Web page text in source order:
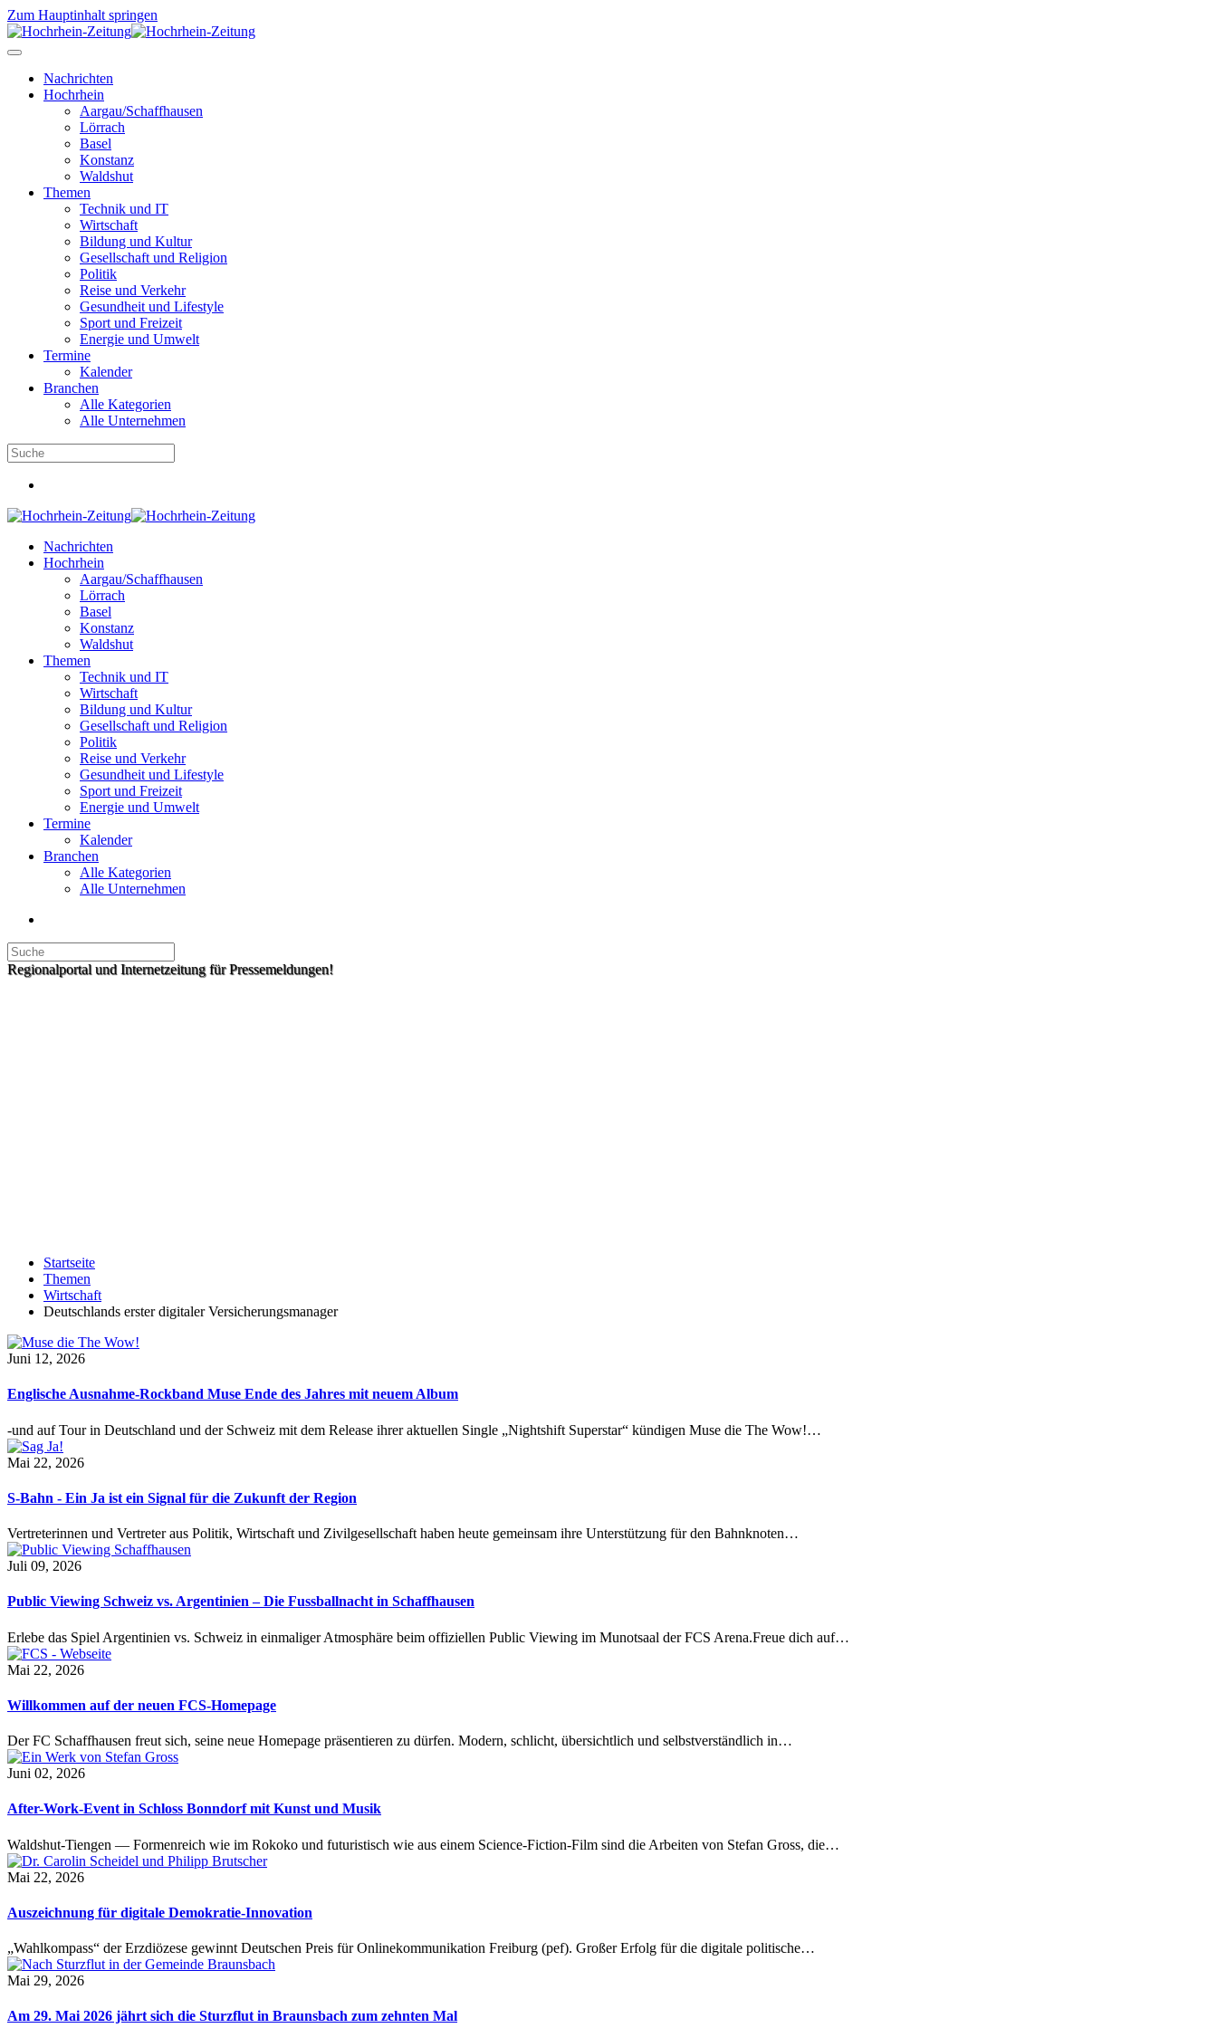
Zum Hauptinhalt springen
Nachrichten
Hochrhein
Aargau/Schaffhausen
Lörrach
Basel
Konstanz
Waldshut
Themen
Technik und IT
Wirtschaft
Bildung und Kultur
Gesellschaft und Religion
Politik
Reise und Verkehr
Gesundheit und Lifestyle
Sport und Freizeit
Energie und Umwelt
Termine
Kalender
Branchen
Alle Kategorien
Alle Unternehmen
Nachrichten
Hochrhein
Aargau/Schaffhausen
Lörrach
Basel
Konstanz
Waldshut
Themen
Technik und IT
Wirtschaft
Bildung und Kultur
Gesellschaft und Religion
Politik
Reise und Verkehr
Gesundheit und Lifestyle
Sport und Freizeit
Energie und Umwelt
Termine
Kalender
Branchen
Alle Kategorien
Alle Unternehmen
Regionalportal und Internetzeitung für Pressemeldungen!
Startseite
Themen
Wirtschaft
Deutschlands erster digitaler Versicherungsmanager
Juni 12, 2026
Englische Ausnahme-Rockband Muse Ende des Jahres mit neuem Album
-und auf Tour in Deutschland und der Schweiz mit dem Release ihrer aktuellen Single „Nightshift Superstar“ kündigen Muse die The Wow!…
Mai 22, 2026
S-Bahn - Ein Ja ist ein Signal für die Zukunft der Region
Vertreterinnen und Vertreter aus Politik, Wirtschaft und Zivilgesellschaft haben heute gemeinsam ihre Unterstützung für den Bahnknoten…
Juli 09, 2026
Public Viewing Schweiz vs. Argentinien – Die Fussballnacht in Schaffhausen
Erlebe das Spiel Argentinien vs. Schweiz in einmaliger Atmosphäre beim offiziellen Public Viewing im Munotsaal der FCS Arena.Freue dich auf…
Mai 22, 2026
Willkommen auf der neuen FCS-Homepage
Der FC Schaffhausen freut sich, seine neue Homepage präsentieren zu dürfen. Modern, schlicht, übersichtlich und selbstverständlich in…
Juni 02, 2026
After-Work-Event in Schloss Bonndorf mit Kunst und Musik
Waldshut-Tiengen — Formenreich wie im Rokoko und futuristisch wie aus einem Science-Fiction-Film sind die Arbeiten von Stefan Gross, die…
Mai 22, 2026
Auszeichnung für digitale Demokratie-Innovation
„Wahlkompass“ der Erzdiözese gewinnt Deutschen Preis für Onlinekommunikation Freiburg (pef). Großer Erfolg für die digitale politische…
Mai 29, 2026
Am 29. Mai 2026 jährt sich die Sturzflut in Braunsbach zum zehnten Mal